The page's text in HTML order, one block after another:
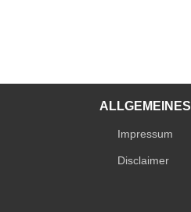
ALLGEMEINES
Impressum
Disclaimer